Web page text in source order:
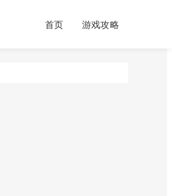
首页 游戏攻略